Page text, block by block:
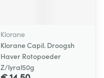
Klorane
Klorane Capil. Droogsh
Haver Rotopoeder
Z/lyral50g